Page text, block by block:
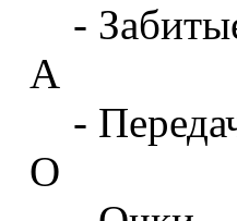
-
А
-
О